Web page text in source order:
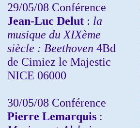
29/05/08 Conférence
Jean-Luc Delut : la
musique du XIXème
siècle : Beethoven 4Bd
de Cimiez le Majestic
NICE 06000
30/05/08 Conférence
Pierre Lemarquis :